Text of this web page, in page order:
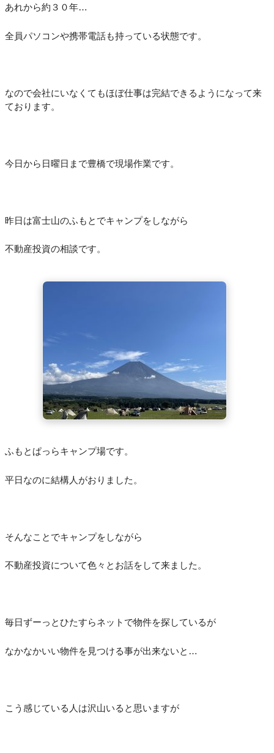
あれから約３０年…
全員パソコンや携帯電話も持っている状態です。
なので会社にいなくてもほぼ仕事は完結できるようになって来
ております。
今日から日曜日まで豊橋で現場作業です。
昨日は富士山のふもとでキャンプをしながら
不動産投資の相談です。
ふもとぱっらキャンプ場です。
平日なのに結構人がおりました。
そんなことでキャンプをしながら
不動産投資について色々とお話をして来ました。
毎日ずーっとひたすらネットで物件を探しているが
なかなかいい物件を見つける事が出来ないと…
こう感じている人は沢山いると思いますが